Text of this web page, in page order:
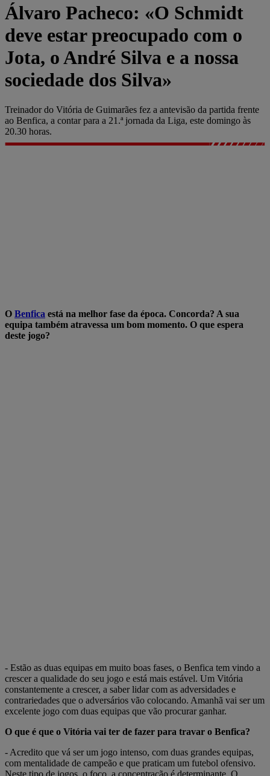
Álvaro Pacheco: «O Schmidt
deve estar preocupado com o
Jota, o André Silva e a nossa
sociedade dos Silva»
Treinador do Vitória de Guimarães fez a antevisão da partida frente
ao Benfica, a contar para a 21.ª jornada da Liga, este domingo às
20.30 horas.
O Benfica está na melhor fase da época. Concorda? A sua
equipa também atravessa um bom momento. O que espera
deste jogo?
- Estão as duas equipas em muito boas fases, o Benfica tem vindo a
crescer a qualidade do seu jogo e está mais estável. Um Vitória
constantemente a crescer, a saber lidar com as adversidades e
contrariedades que o adversários vão colocando. Amanhã vai ser um
excelente jogo com duas equipas que vão procurar ganhar.
O que é que o Vitória vai ter de fazer para travar o Benfica?
- Acredito que vá ser um jogo intenso, com duas grandes equipas,
com mentalidade de campeão e que praticam um futebol ofensivo.
Neste tipo de jogos, o foco, a concentração é determinante. O